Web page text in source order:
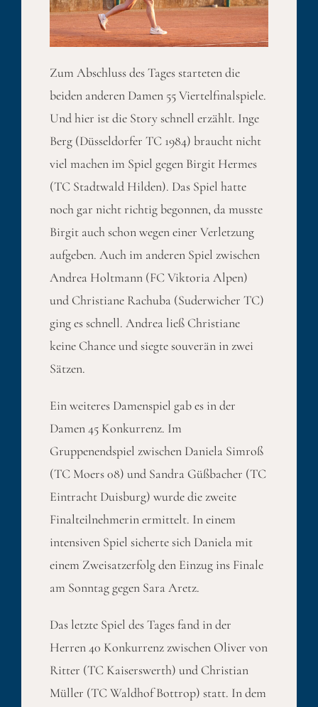
Zum Abschluss des Tages starteten die
beiden anderen Damen 55 Viertelfinalspiele.
Und hier ist die Story schnell erzählt. Inge
Berg (Düsseldorfer TC 1984) braucht nicht
viel machen im Spiel gegen Birgit Hermes
(TC Stadtwald Hilden). Das Spiel hatte
noch gar nicht richtig begonnen, da musste
Birgit auch schon wegen einer Verletzung
aufgeben. Auch im anderen Spiel zwischen
Andrea Holtmann (FC Viktoria Alpen)
und Christiane Rachuba (Suderwicher TC)
ging es schnell. Andrea ließ Christiane
keine Chance und siegte souverän in zwei
Sätzen.
Ein weiteres Damenspiel gab es in der
Damen 45 Konkurrenz. Im
Gruppenendspiel zwischen Daniela Simroß
(TC Moers 08) und Sandra Güßbacher (TC
Eintracht Duisburg) wurde die zweite
Finalteilnehmerin ermittelt. In einem
intensiven Spiel sicherte sich Daniela mit
einem Zweisatzerfolg den Einzug ins Finale
am Sonntag gegen Sara Aretz.
Das letzte Spiel des Tages fand in der
Herren 40 Konkurrenz zwischen Oliver von
Ritter (TC Kaiserswerth) und Christian
Müller (TC Waldhof Bottrop) statt. In dem